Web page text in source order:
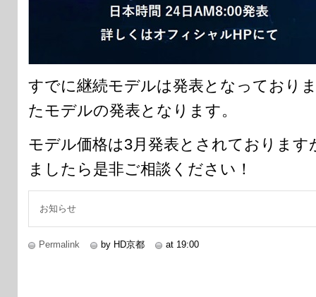
すでに継続モデルは発表となっており
たモデルの発表となります。
モデル価格は3月発表とされておりま
ましたら是非ご相談ください！
お知らせ
Permalink by HD京都 at 19:00